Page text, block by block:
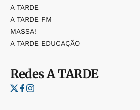
A TARDE
A TARDE FM
MASSA!
A TARDE EDUCAÇÃO
RedesA TARDE